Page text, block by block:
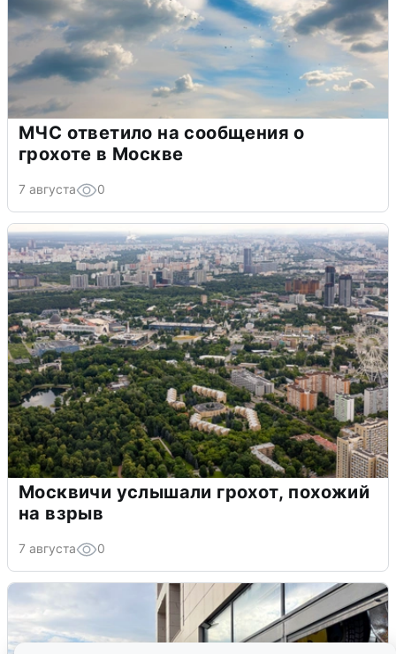
МЧС ответило на сообщения о
грохоте в Москве
7 августа 0
Москвичи услышали грохот, похожий
на взрыв
7 августа 0